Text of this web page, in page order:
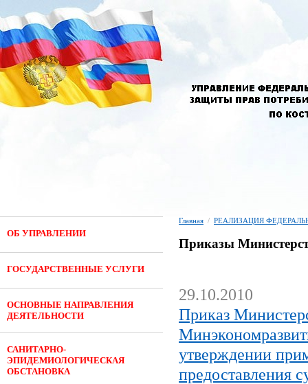
ОБ УПРАВЛЕНИИ
ГОСУДАРСТВЕННЫЕ УСЛУГИ
ОСНОВНЫЕ НАПРАВЛЕНИЯ
ДЕЯТЕЛЬНОСТИ
САНИТАРНО-
ЭПИДЕМИОЛОГИЧЕСКАЯ
ОБСТАНОВКА
Главная / РЕАЛИЗАЦИЯ
Приказы
29.10.2010
Приказ
утверждении
предоставления